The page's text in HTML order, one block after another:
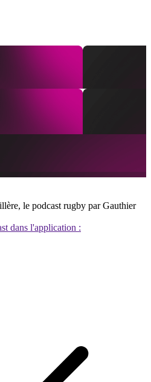
le podcast rugby par Gauthier
dans l'application :